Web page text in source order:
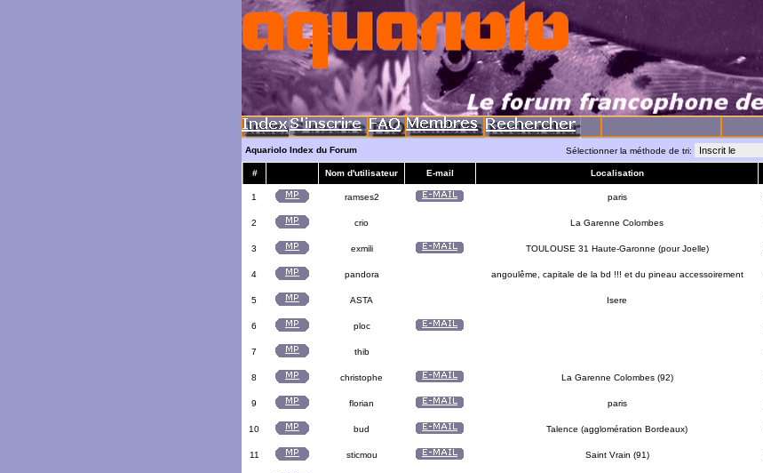
Aquariolo Index du Forum Sélectionner la méthode de tri:
# Nom d'utilisateur E-mail Localisation
1 ramses2 paris
2 crio La Garenne Colombes
3 exmili TOULOUSE 31 Haute-Garonne (pour Joelle)
4 pandora angoulême, capitale de la bd !!! et du pineau accessoirement
5 ASTA Isere
6 ploc
7 thib
8 christophe La Garenne Colombes (92)
9 florian paris
10 bud Talence (agglomération Bordeaux)
11 sticmou Saint Vrain (91)